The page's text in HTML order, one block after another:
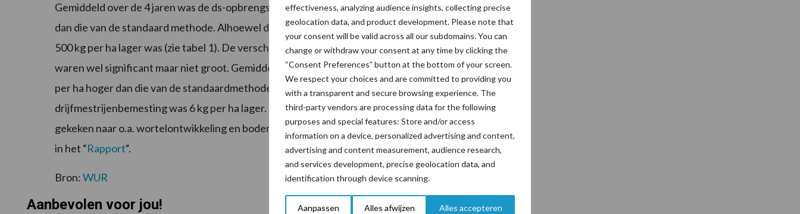
effectiveness, analyzing audience insights, collecting precise
geolocation data, and product development. Please note that
your consent will be valid across all our subdomains. You can
change or withdraw your consent at any time by clicking the
“Consent Preferences” button at the bottom of your screen.
We respect your choices and are committed to providing you
with a transparent and secure browsing experience. The
third-party vendors are processing data for the following
purposes and special features: Store and/or access
information on a device, personalized advertising and content,
advertising and content measurement, audience research,
and services development, precise geolocation data, and
identification through device scanning.
Aanpassen Alles afwijzen Alles accepteren
Gemiddeld over de 4 jaren was de ds-opbrengst van de ruitzaai methode bijna 500 kg per ha hoger
dan die van de standaard methode. Alhoewel die van de methode met drijfmestrijenbemesting ruim
500 kg per ha lager was (zie tabel 1). De verschillen tussen N-opbrengst van de drie teeltmethoden
waren wel significant maar niet groot. Gemiddeld was de N-opbrengst van de ruitzaaimethode 3 kg
per ha hoger dan die van de standaardmethode. De N-opbrengst van de methode met
drijfmestrijenbemesting was 6 kg per ha lager. Naast opbrengst en voederwaardemetingen is ook
gekeken naar o.a. wortelontwikkeling en bodemverdichting. De uitgebreide resultaten zijn te vinden
in het “Rapport“.
Bron:WUR
Aanbevolen voor jou!